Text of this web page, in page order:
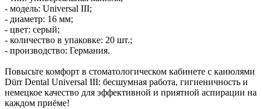
- модель: Universal III;
- диаметр: 16 мм;
- цвет: серый;
- количество в упаковке: 20 шт.;
- производство: Германия.
Повысьте комфорт в стоматологическом кабинете с канюлями
Dürr Dental Universal III: бесшумная работа, гигиеничность и
немецкое качество для эффективной и приятной аспирации на
каждом приёме!